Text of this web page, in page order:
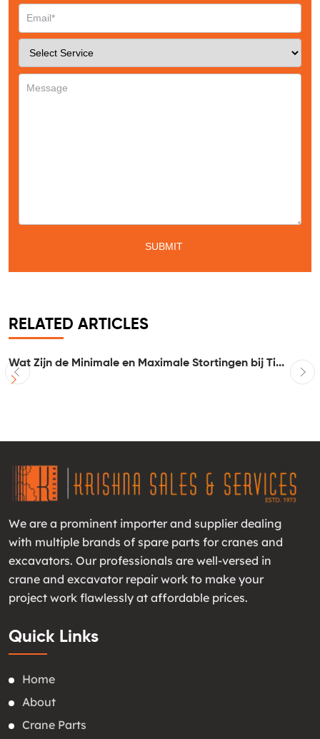
Phone*
Service*
RELATED ARTICLES
Wat Zijn de Minimale en Maximale Stortingen bij Ti...
We are a prominent importer and supplier dealing
with multiple brands of spare parts for cranes and
excavators. Our professionals are well-versed in
crane and excavator repair work to make your
project work flawlessly at affordable prices.
Quick Links
Home
About
Crane Parts